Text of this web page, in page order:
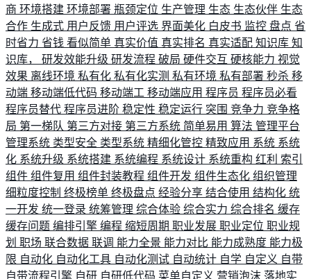
商 环境搭建 环境部署 瓶颈定位 生产管理 生态 生态伙伴 生态
合作 生成式 用户反馈 用户评选 界面美化 白皮书 监控 盘点 省
时省力 省钱 看似简单 真实价值 真实排名 真实适配 知识库 知
识库， 研发效能升级 研发流程 破局 硬件交互 硬核能力 视觉
效果 离线环境 私有化 私有化实测 私有环境 私有部署 秒杀 移
动端 移动端低代码 移动端工 移动端应用 程序员 程序员必看
程序员替代 程序员进阶 稳定性 稳定运行 突围 竞争力 竞争格
局 第一梯队 第三方对接 第三方系统 简单易用 算法 管理平台
管理系统 类型安全 类型系统 精细化管控 精致应用 系统 系统
化 系统升级 系统搭建 系统编程 系统设计 系统重构 红利 索引
组件 组件复用 组件封装教程 组件开发 组件生态化 组织管理
细粒度控制 终极榜单 终极盘点 经验分享 结合使用 结构化 统
一开发 统一登录 统筹管理 综合体验 综合实力 综合排名 缓存
缓存问题 编排引擎 编程 缩短周期 职业发展 职业定位 职业规
划 职场 联合数据 联调 能力全景 能力对比 能力成熟度 能力极
限 自动化 自动化工具 自动化测试 自动统计 自学 自定义 自带
自带流程引擎 自研 自研低代码 菜单自定义 营销泡沫 落地实